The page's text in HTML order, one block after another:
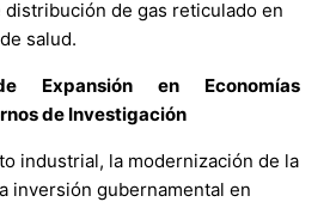
distribución de gas reticulado en
salud.
Expansión en Economías
de Investigación
industrial, la modernización de la
inversión gubernamental en